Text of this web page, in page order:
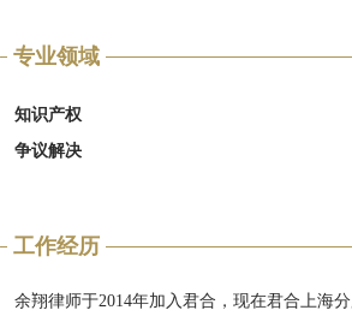
专业领域
知识产权
争议解决
工作经历
余翔律师于2014年加入君合，现在君合上海